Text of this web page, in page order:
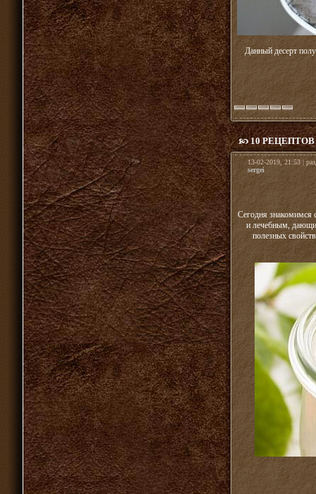
Данный десерт
10
13-02-2019, 21:53 |
sergei
Сегодня знакомимся
и лечебным,
полезных